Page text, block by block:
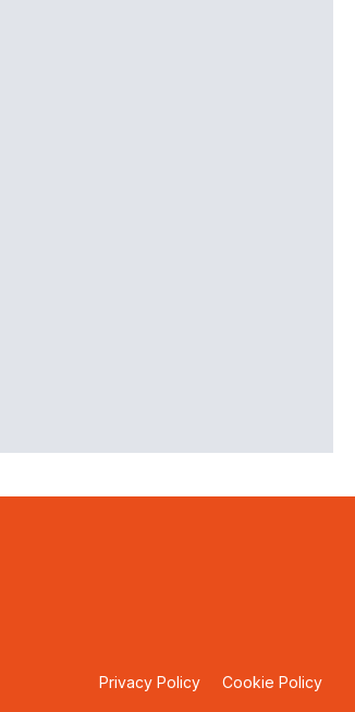
Privacy Policy Cookie Policy